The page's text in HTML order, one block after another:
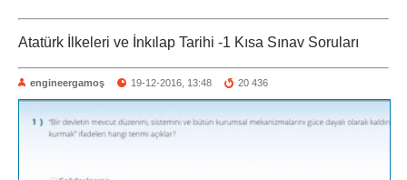
Atatürk İlkeleri ve İnkılap Tarihi -1 Kısa Sınav Soruları
engineergamoş 19-12-2016, 13:48 20 436